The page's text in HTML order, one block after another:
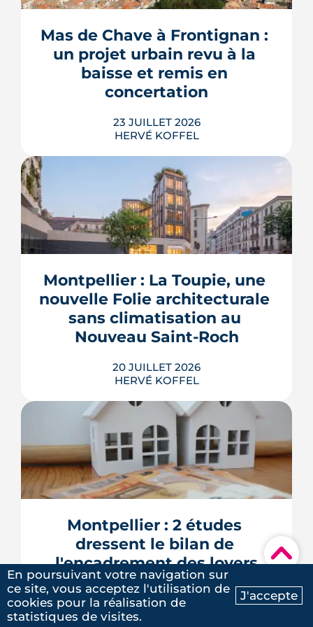
Ma recherche Contactez-nous
▾
Nous avons eu la chance d’être
accompagnés par Cécile dans notre
recherche d’appartement, et
l'équipe d'immo9! Disponible, à
l’écoute et très réactifve, elle a su
les règles du PLU et les arrêtés
sécheresse, plusieurs mécanismes
peuvent bloquer le bassin, ou son
remplissage.
LIRE L'ARTICLE
Mas de Chave à Frontignan :
un projet urbain revu à la
baisse et remis en
concertation
23 JUILLET 2026
HERVÉ KOFFEL
Trente logements de moins, une
résidence seniors qui disparaît, des
places de parking converties en îlots de
repart devant les habitants de
Frontignan, et le maire assume d'y
perdre un ou deux ans.
LIRE L'ARTICLE
Montpellier : La Toupie, une
nouvelle Folie architecturale
sans climatisation au
Nouveau Saint-Roch
20 JUILLET 2026
HERVÉ KOFFEL
La Toupie, un immeuble de 19 m en
bois et paille et sans climatiseurs
individuels, sortira de terre place
Dalida. inscrit dans les projets de
nouvelles Folies architecturales, ce
tiers-lieu sera livré en mai 2027.
LIRE L'ARTICLE
Montpellier : 2 études
dressent le bilan de
l'encadrement des loyers
16 JUILLET 2026
MORGANE CAILLIÈRE
En poursuivant votre navigation sur
ce site, vous acceptez l'utilisation de
cookies pour la réalisation de
statistiques de visites.
J'accepte